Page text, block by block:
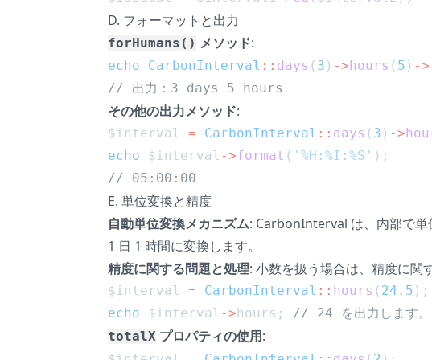
D. フォーマットと出力
forHumans() メソッド:
echo CarbonInterval :: days ( 3 ) ->hours ( 5 ) ->
// 出力：3 days 5 hours
その他の出力メソッド:
$interval = CarbonInterval :: days ( 3 ) ->
echo $interval ->format ( '%H:%I:%S' );
// 05:00:00
E. 単位変換と精度
自動単位変換メカニズム: CarbonInterval は、内部で単
1 日 1 時間に変換します。
精度に関する問題と処理: 小数を扱う場合は、精度に関
$interval = CarbonInterval :: hours ( 24.5 );
echo $interval ->hours; // 24 を出力します
totalX プロパティの使用: